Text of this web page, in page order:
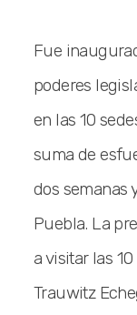
Fue
poderes
en las 10
suma de
dos semanas
Puebla. La
a visitar las
Trauwitz